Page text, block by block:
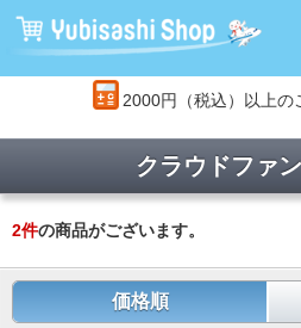
2000円（税込）以上の
クラウドファ
2件の商品がございます。
価格順